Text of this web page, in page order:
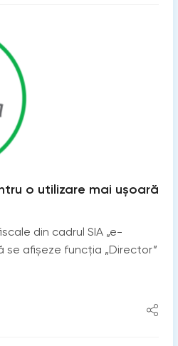
o utilizare mai ușoară
din cadrul SIA „e-
se afișeze funcția „Director”